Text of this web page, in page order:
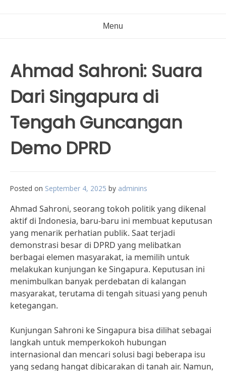
Menu
Ahmad Sahroni: Suara
Dari Singapura di
Tengah Guncangan
Demo DPRD
Posted on September 4, 2025 by adminins
Ahmad Sahroni, seorang tokoh politik yang dikenal
aktif di Indonesia, baru-baru ini membuat keputusan
yang menarik perhatian publik. Saat terjadi
demonstrasi besar di DPRD yang melibatkan
berbagai elemen masyarakat, ia memilih untuk
melakukan kunjungan ke Singapura. Keputusan ini
menimbulkan banyak perdebatan di kalangan
masyarakat, terutama di tengah situasi yang penuh
ketegangan.
Kunjungan Sahroni ke Singapura bisa dilihat sebagai
langkah untuk memperkokoh hubungan
internasional dan mencari solusi bagi beberapa isu
yang sedang hangat dibicarakan di tanah air. Namun,